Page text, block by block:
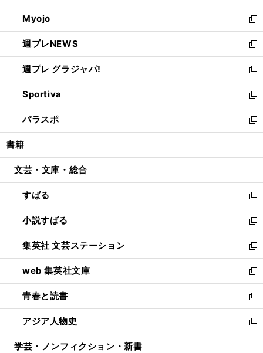
開
く
ウ
で
開
く
ン
ド
ウ
で
開
く
ウ
ィ
ン
ド
ウ
で
開
く
Myojo
新
し
い
ウ
ィ
ン
ド
ウ
で
開
週プレNEWS
新
し
い
ウ
ィ
ン
ド
ウ
開
週プレ グラジャパ!
新
し
い
ウ
ィ
ン
ウ
開
く
Sportiva
新
し
い
ウ
ン
ウ
で
開
く
パラスポ
新
し
ウ
ン
ド
ウ
で
開
く
書籍
文芸・文庫・総合
すばる
新
し
い
ウ
ィ
ン
ド
ウ
で
開
く
小説すばる
新
し
い
ウ
ィ
ン
ド
ウ
で
開
集英社 文芸ステーション
新
し
い
ウ
ィ
ン
ド
ウ
web 集英社文庫
新
し
い
ウ
ィ
ン
青春と読書
新
し
い
ウ
アジア人物史
新
し
学芸・ノンフィクション・新書